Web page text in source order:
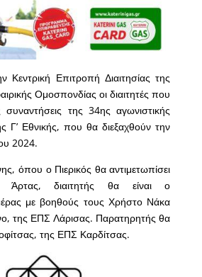
Κεντρική Επιτροπή Διαιτησίας της
Ομοσπονδίας οι διαιτητές που
συναντήσεις της 34ης αγωνιστικής
Γ’ Εθνικής, που θα διεξαχθούν την
2024.
όπου ο Πιερικός θα αντιμετωπίσει
Άρτας, διαιτητής θα είναι ο
με βοηθούς τους Χρήστο Νάκα
της ΕΠΣ Λάρισας. Παρατηρητής θα
της ΕΠΣ Καρδίτσας.